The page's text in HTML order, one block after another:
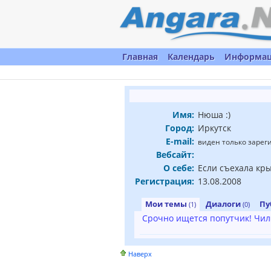
Главная Календарь
Имя: Нюша :)
Город: Иркутск
E-mail: виден только
Вебсайт:
О себе: Если съехала
Регистрация: 13.08.2008
Мои темы (1) Диалоги (0)
Срочно ищется попутчик!
Наверх